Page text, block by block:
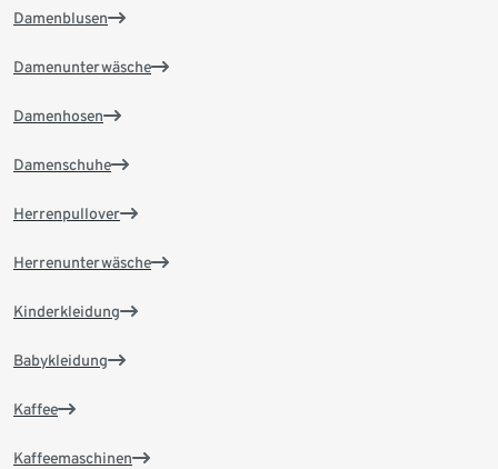
Damenblusen
Damenunterwäsche
Damenhosen
Damenschuhe
Herrenpullover
Herrenunterwäsche
Kinderkleidung
Babykleidung
Kaffee
Kaffeemaschinen